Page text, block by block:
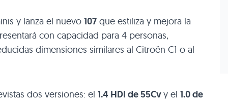
y lanza el nuevo 107 que estiliza y mejora la
con capacidad para 4 personas,
dimensiones similares al Citroën C1 o al
dos versiones: el 1.4 HDI de 55Cvy el 1.0 de